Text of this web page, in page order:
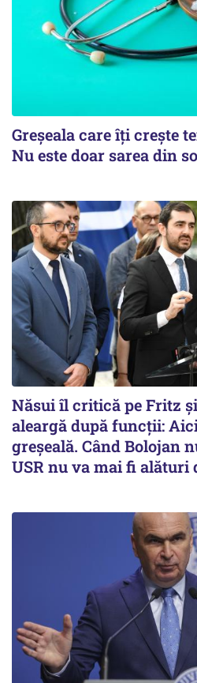
Greșeala care îți crește
Nu este doar sarea din
Năsui îl critică pe Fritz
aleargă după funcții:
greșeală. Când Bolojan
USR nu va mai fi alături